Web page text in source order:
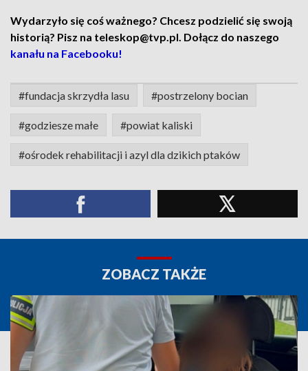
Wydarzyło się coś ważnego? Chcesz podzielić się swoją
historią? Pisz na teleskop@tvp.pl. Dołącz do naszego
kanału na Facebooku!
#fundacja skrzydła lasu #postrzelony bocian
#godziesze małe #powiat kaliski
#ośrodek rehabilitacji i azyl dla dzikich ptaków
ZOBACZ TAKŻE